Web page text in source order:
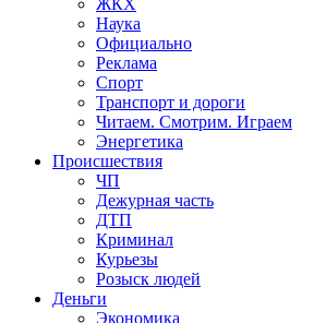
ЖКХ
Наука
Официально
Реклама
Спорт
Транспорт и дороги
Читаем. Смотрим. Играем
Энергетика
Происшествия
ЧП
Дежурная часть
ДТП
Криминал
Курьезы
Розыск людей
Деньги
Экономика